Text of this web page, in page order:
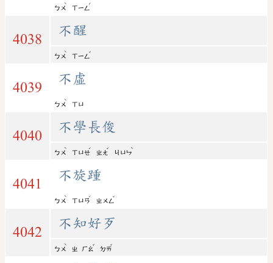
ㄅㄨ
ˋ
ㄒㄧㄥ
ˊ
4038
不醒
ㄅㄨ
ˋ
ㄒㄧㄥ
ˇ
4039
不虛
ㄅㄨ
ˋ
ㄒㄩ
4040
不學長俊
ㄅㄨ
ˋ
ㄒㄩㄝ
ˊ
ㄓㄤ
ˇ
ㄐㄩㄣ
ˋ
4041
不旋踵
ㄅㄨ
ˋ
ㄒㄩㄢ
ˊ
ㄓㄨㄥ
ˇ
4042
不知好歹
ㄅㄨ
ˋ
ㄓ ㄏㄠ
ˇ
ㄉㄞ
ˇ